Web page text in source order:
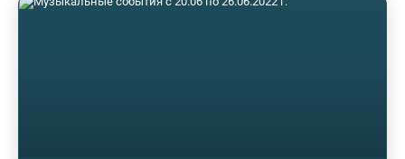
результатом изучения стоимости оригинального устройства за